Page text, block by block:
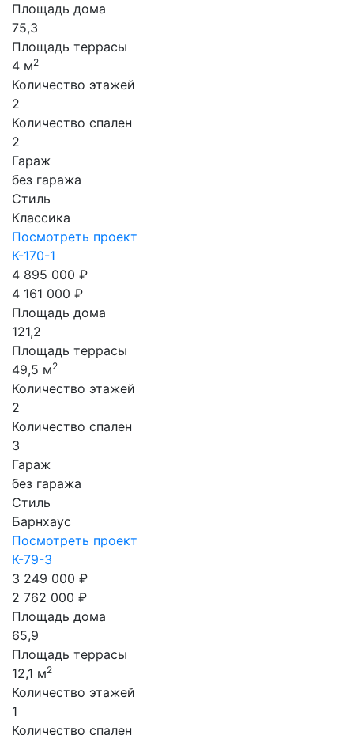
Площадь дома
75,3
Площадь террасы
4 м2
Количество этажей
2
Количество спален
2
Гараж
без гаража
Стиль
Классика
Посмотреть проект
К-170-1
4 895 000 ₽
4 161 000 ₽
Площадь дома
121,2
Площадь террасы
49,5 м2
Количество этажей
2
Количество спален
3
Гараж
без гаража
Стиль
Барнхаус
Посмотреть проект
К-79-3
3 249 000 ₽
2 762 000 ₽
Площадь дома
65,9
Площадь террасы
12,1 м2
Количество этажей
1
Количество спален